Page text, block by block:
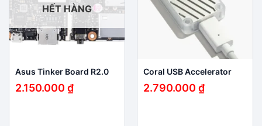
HẾT HÀNG
Asus Tinker Board R2.0
2.150.000 ₫
Coral USB Accelerator
2.790.000 ₫